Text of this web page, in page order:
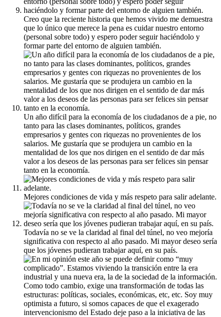
Creo que la reciente historia que hemos vivido me demuestra
que lo único que merece la pena es cuidar nuestro entorno
(personal sobre todo) y espero poder seguir haciéndolo y
formar parte del entorno de alguien también.
Un año difícil para la economía de los ciudadanos de a pie, no
tanto para las clases dominantes, políticos, grandes
empresarios y gentes con riquezas no provenientes de los
salarios. Me gustaría que se produjera un cambio en la
mentalidad de los que nos dirigen en el sentido de dar más
valor a los deseos de las personas para ser felices sin pensar
tanto en la economía.
Mejores condiciones de vida y más respeto para salir adelante.
Todavía no se ve la claridad al final del túnel, no veo mejoría
significativa con respecto al año pasado. Mi mayor deseo sería
que los jóvenes pudieran trabajar aquí, en su país.